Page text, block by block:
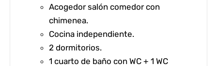
Acogedor salón comedor con
chimenea.
Cocina independiente.
2 dormitorios.
1 cuarto de baño con WC + 1 WC